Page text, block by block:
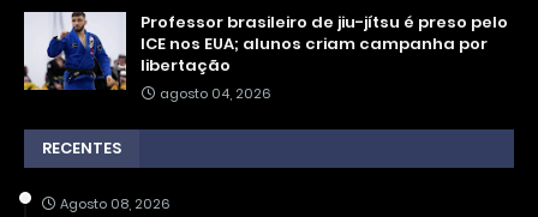
Professor brasileiro de jiu-jítsu é preso pelo
ICE nos EUA; alunos criam campanha por
libertação
agosto 04, 2026
RECENTES
Agosto 08, 2026